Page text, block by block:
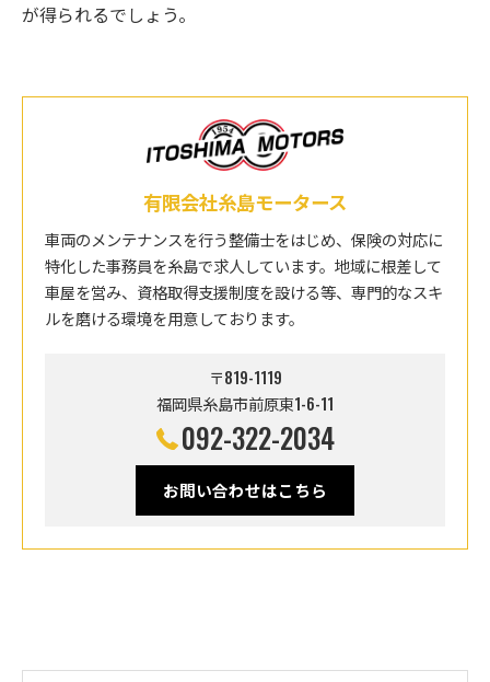
が得られるでしょう。
有限会社糸島モータース
車両のメンテナンスを行う整備士をはじめ、保険の対応に
特化した事務員を糸島で求人しています。地域に根差して
車屋を営み、資格取得支援制度を設ける等、専門的なスキ
ルを磨ける環境を用意しております。
〒819-1119
福岡県糸島市前原東1-6-11
092-322-2034
お問い合わせはこちら